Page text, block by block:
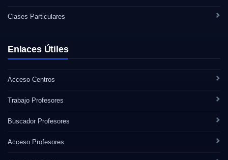
Clases Particulares
Enlaces Útiles
Acceso Centros
Trabajo Profesores
Buscador Profesores
Acceso Profesores